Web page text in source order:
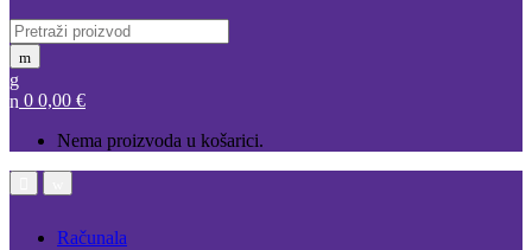
Search
for:
0 0,00 €
Nema proizvoda u košarici.
Računala